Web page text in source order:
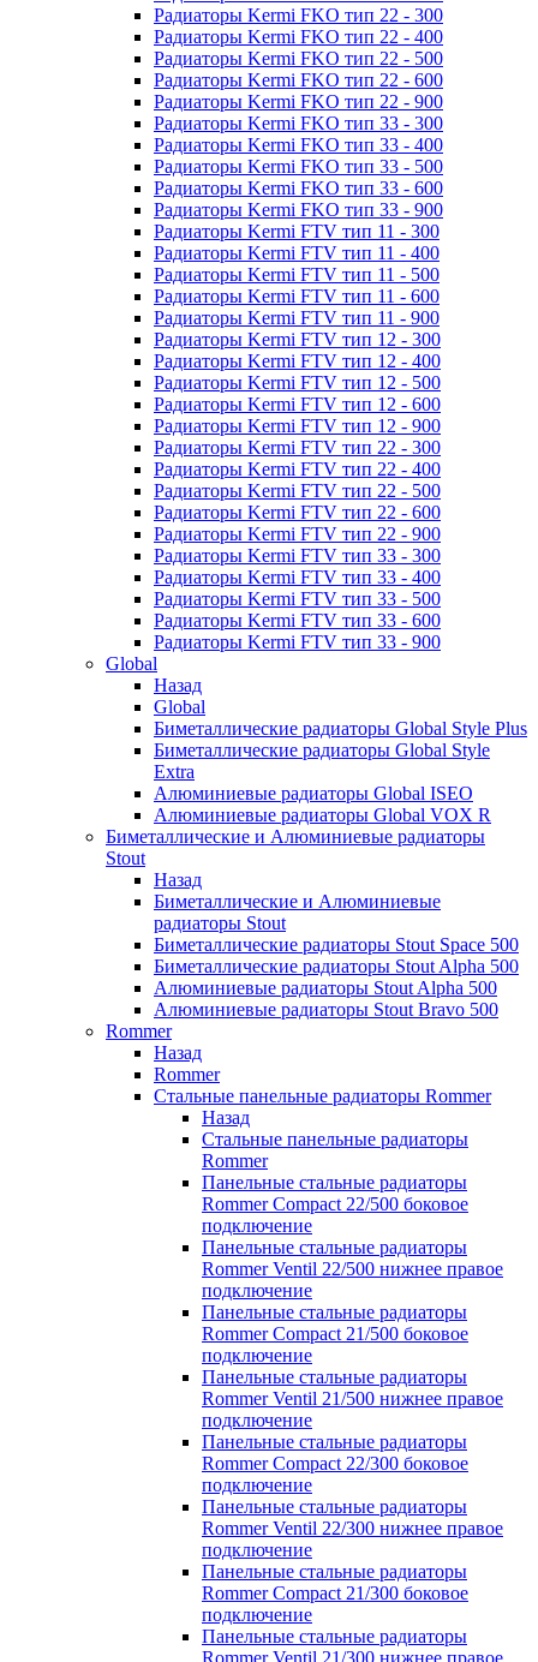
Радиаторы Kermi FKO тип 22 - 300
Радиаторы Kermi FKO тип 22 - 400
Радиаторы Kermi FKO тип 22 - 500
Радиаторы Kermi FKO тип 22 - 600
Радиаторы Kermi FKO тип 22 - 900
Радиаторы Kermi FKO тип 33 - 300
Радиаторы Kermi FKO тип 33 - 400
Радиаторы Kermi FKO тип 33 - 500
Радиаторы Kermi FKO тип 33 - 600
Радиаторы Kermi FKO тип 33 - 900
Радиаторы Kermi FTV тип 11 - 300
Радиаторы Kermi FTV тип 11 - 400
Радиаторы Kermi FTV тип 11 - 500
Радиаторы Kermi FTV тип 11 - 600
Радиаторы Kermi FTV тип 11 - 900
Радиаторы Kermi FTV тип 12 - 300
Радиаторы Kermi FTV тип 12 - 400
Радиаторы Kermi FTV тип 12 - 500
Радиаторы Kermi FTV тип 12 - 600
Радиаторы Kermi FTV тип 12 - 900
Радиаторы Kermi FTV тип 22 - 300
Радиаторы Kermi FTV тип 22 - 400
Радиаторы Kermi FTV тип 22 - 500
Радиаторы Kermi FTV тип 22 - 600
Радиаторы Kermi FTV тип 22 - 900
Радиаторы Kermi FTV тип 33 - 300
Радиаторы Kermi FTV тип 33 - 400
Радиаторы Kermi FTV тип 33 - 500
Радиаторы Kermi FTV тип 33 - 600
Радиаторы Kermi FTV тип 33 - 900
Global
Назад
Global
Биметаллические радиаторы Global Style Plus
Биметаллические радиаторы Global Style
Extra
Алюминиевые радиаторы Global ISEO
Алюминиевые радиаторы Global VOX R
Биметаллические и Алюминиевые радиаторы
Stout
Назад
Биметаллические и Алюминиевые
радиаторы Stout
Биметаллические радиаторы Stout Space 500
Биметаллические радиаторы Stout Alpha 500
Алюминиевые радиаторы Stout Alpha 500
Алюминиевые радиаторы Stout Bravo 500
Rommer
Назад
Rommer
Стальные панельные радиаторы Rommer
Назад
Стальные панельные радиаторы
Rommer
Панельные стальные радиаторы
Rommer Compact 22/500 боковое
подключение
Панельные стальные радиаторы
Rommer Ventil 22/500 нижнее правое
подключение
Панельные стальные радиаторы
Rommer Compact 21/500 боковое
подключение
Панельные стальные радиаторы
Rommer Ventil 21/500 нижнее правое
подключение
Панельные стальные радиаторы
Rommer Compact 22/300 боковое
подключение
Панельные стальные радиаторы
Rommer Ventil 22/300 нижнее правое
подключение
Панельные стальные радиаторы
Rommer Compact 21/300 боковое
подключение
Панельные стальные радиаторы
Rommer Ventil 21/300 нижнее правое